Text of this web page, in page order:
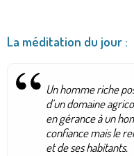
La méditation du jour :
Un homme riche
d’un domaine
en gérance à un
confiance mais le
et de ses habitants.